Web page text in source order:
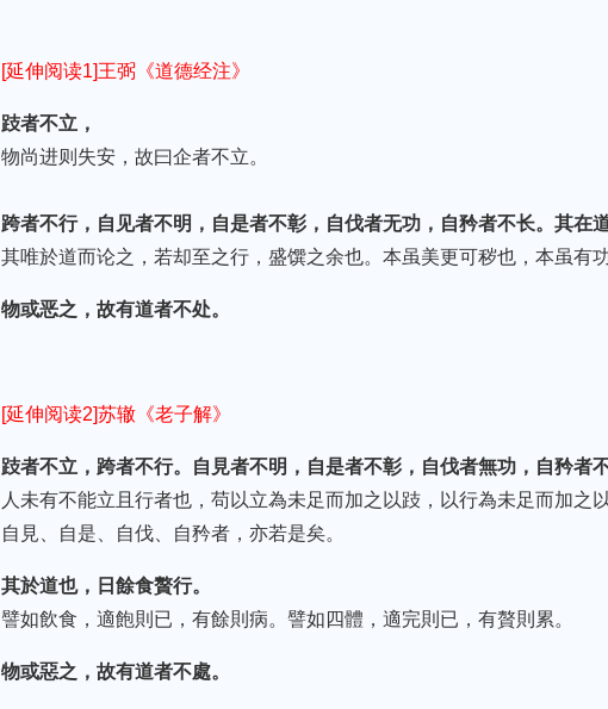
[延伸阅读1]王弼《道德经注》
跂者不立，
物尚进则失安，故曰企者不立。
跨者不行，自见者不明，自是者不彰，自伐者无功，自矜者不长。其在
其唯於道而论之，若却至之行，盛馔之余也。本虽美更可秽也，本虽有
物或恶之，故有道者不处。
[延伸阅读2]苏辙《老子解》
跂者不立，跨者不行。自見者不明，自是者不彰，自伐者無功，自矜者不
人未有不能立且行者也，苟以立為未足而加之以跂，以行為未足而加之
自見、自是、自伐、自矜者，亦若是矣。
其於道也，日餘食贅行。
譬如飲食，適飽則已，有餘則病。譬如四體，適完則已，有贅則累。
物或惡之，故有道者不處。